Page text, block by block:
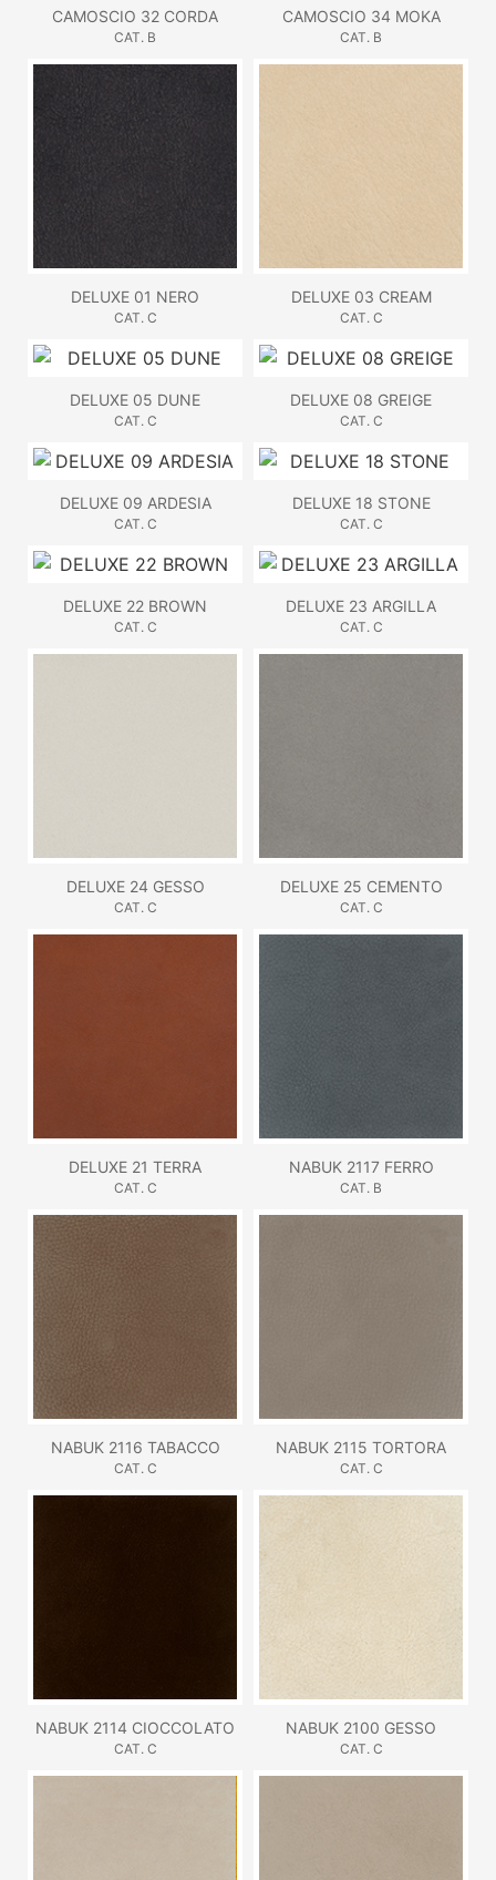
CAMOSCIO 32 CORDA
CAT. B
CAMOSCIO 34 MOKA
CAT. B
DELUXE 01 NERO
CAT. C
DELUXE 03 CREAM
CAT. C
DELUXE 05 DUNE
CAT. C
DELUXE 08 GREIGE
CAT. C
DELUXE 09 ARDESIA
CAT. C
DELUXE 18 STONE
CAT. C
DELUXE 22 BROWN
CAT. C
DELUXE 23 ARGILLA
CAT. C
DELUXE 24 GESSO
CAT. C
DELUXE 25 CEMENTO
CAT. C
DELUXE 21 TERRA
CAT. C
NABUK 2117 FERRO
CAT. B
NABUK 2116 TABACCO
CAT. C
NABUK 2115 TORTORA
CAT. C
NABUK 2114 CIOCCOLATO
CAT. C
NABUK 2100 GESSO
CAT. C